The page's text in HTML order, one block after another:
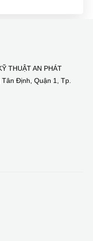
THUẬT AN PHÁT
Định, Quận 1, Tp.